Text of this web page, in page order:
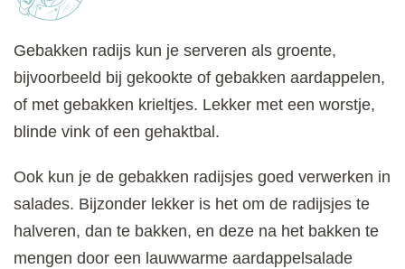
Gebakken radijs kun je serveren als groente,
bijvoorbeeld bij gekookte of gebakken aardappelen,
of met gebakken krieltjes. Lekker met een worstje,
blinde vink of een gehaktbal.
Ook kun je de gebakken radijsjes goed verwerken in
salades. Bijzonder lekker is het om de radijsjes te
halveren, dan te bakken, en deze na het bakken te
mengen door een lauwwarme aardappelsalade